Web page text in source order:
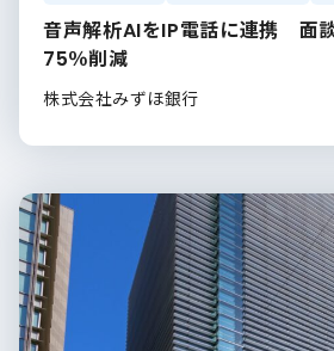
音声解析AIをIP電話に連携 面
75％削減
株式会社みずほ銀行